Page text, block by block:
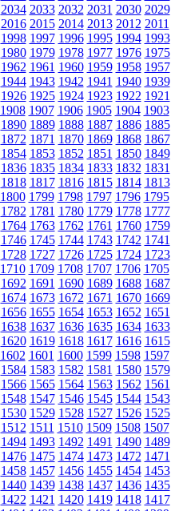
2034 2033 2032 2031 2030 2029
2016 2015 2014 2013 2012 2011
1998 1997 1996 1995 1994 1993
1980 1979 1978 1977 1976 1975
1962 1961 1960 1959 1958 1957
1944 1943 1942 1941 1940 1939
1926 1925 1924 1923 1922 1921
1908 1907 1906 1905 1904 1903
1890 1889 1888 1887 1886 1885
1872 1871 1870 1869 1868 1867
1854 1853 1852 1851 1850 1849
1836 1835 1834 1833 1832 1831
1818 1817 1816 1815 1814 1813
1800 1799 1798 1797 1796 1795
1782 1781 1780 1779 1778 1777
1764 1763 1762 1761 1760 1759
1746 1745 1744 1743 1742 1741
1728 1727 1726 1725 1724 1723
1710 1709 1708 1707 1706 1705
1692 1691 1690 1689 1688 1687
1674 1673 1672 1671 1670 1669
1656 1655 1654 1653 1652 1651
1638 1637 1636 1635 1634 1633
1620 1619 1618 1617 1616 1615
1602 1601 1600 1599 1598 1597
1584 1583 1582 1581 1580 1579
1566 1565 1564 1563 1562 1561
1548 1547 1546 1545 1544 1543
1530 1529 1528 1527 1526 1525
1512 1511 1510 1509 1508 1507
1494 1493 1492 1491 1490 1489
1476 1475 1474 1473 1472 1471
1458 1457 1456 1455 1454 1453
1440 1439 1438 1437 1436 1435
1422 1421 1420 1419 1418 1417